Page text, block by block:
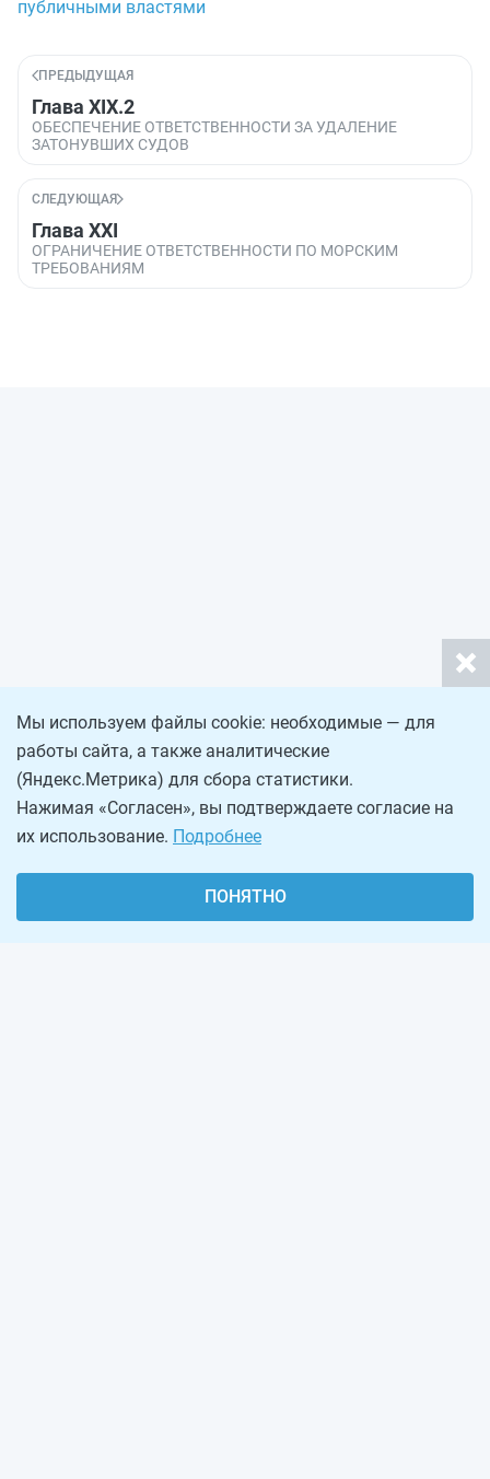
публичными властями
ПРЕДЫДУЩАЯ
Глава XIX.2
ОБЕСПЕЧЕНИЕ ОТВЕТСТВЕННОСТИ ЗА УДАЛЕНИЕ
ЗАТОНУВШИХ СУДОВ
СЛЕДУЮЩАЯ
Глава XXI
ОГРАНИЧЕНИЕ ОТВЕТСТВЕННОСТИ ПО МОРСКИМ
ТРЕБОВАНИЯМ
Мы используем файлы cookie: необходимые — для
работы сайта, а также аналитические
(Яндекс.Метрика) для сбора статистики.
Нажимая «Согласен», вы подтверждаете согласие на
их использование. Подробнее
ПОНЯТНО